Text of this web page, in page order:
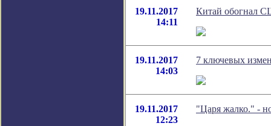
19.11.2017
14:11
Китай обогнал
19.11.2017
14:03
7 ключевых
19.11.2017
12:23
"Царя жалко." -